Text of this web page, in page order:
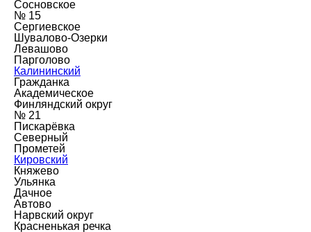
Сосновское
№ 15
Сергиевское
Шувалово-Озерки
Левашово
Парголово
Калининский
Гражданка
Академическое
Финляндский округ
№ 21
Пискарёвка
Северный
Прометей
Кировский
Княжево
Ульянка
Дачное
Автово
Нарвский округ
Красненькая речка